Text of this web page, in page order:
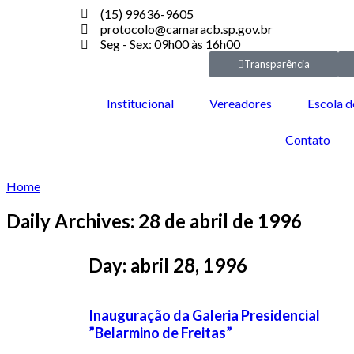
(15) 99636-9605
protocolo@camaracb.sp.gov.br
Seg - Sex: 09h00 às 16h00
Transparência
Institucional Vereadores Escola
Contato
Home
Daily Archives: 28 de abril de 1996
Day: abril 28, 1996
Inauguração da Galeria Presidencial
”Belarmino de Freitas”